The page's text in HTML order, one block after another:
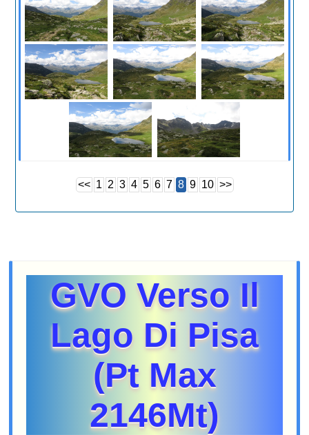
<< 1 2 3 4 5 6 7 8 9 10 >>
GVO Verso Il
Lago Di Pisa
(Pt Max
2146Mt)